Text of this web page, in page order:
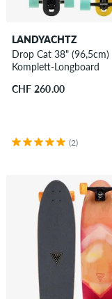
LANDYACHTZ
Drop Cat 38" (96,5cm)
Komplett-Longboard
CHF 260.00
(2)